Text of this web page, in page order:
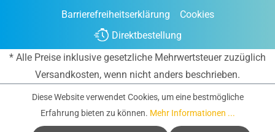
Barrierefreiheitserklärung
Cookies
Direktbestellung
* Alle Preise inklusive gesetzliche Mehrwertsteuer zuzüglich
Versandkosten, wenn nicht anders beschrieben.
Diese Website verwendet Cookies, um eine bestmögliche
Erfahrung bieten zu können. Mehr Informationen ...